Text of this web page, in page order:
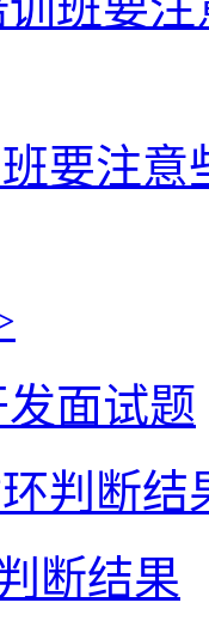
要注意
面试题
判断结
断结果